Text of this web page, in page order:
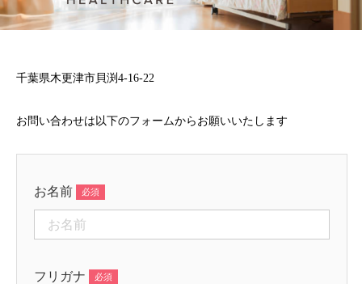
千葉県木更津市貝渕4-16-22
お問い合わせは以下のフォームからお願いいたします
お名前
フリガナ